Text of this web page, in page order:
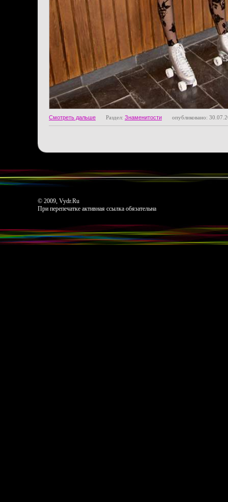
Смотреть дальше Раздел: Знаменитости опубликовано:
© 2009, Vydr.Ru
При перепечатке активная ссылка обязательна